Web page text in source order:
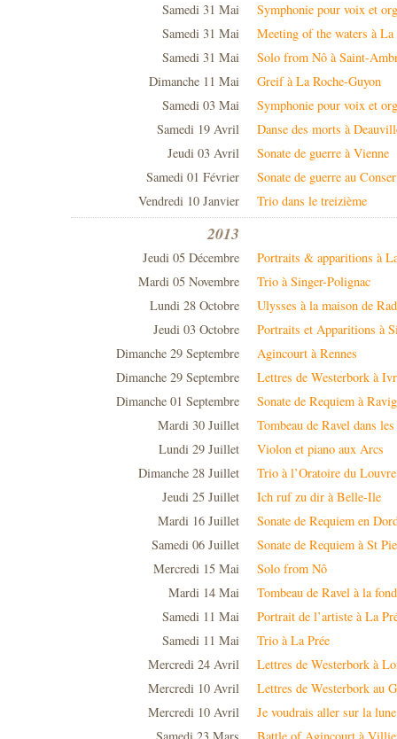
Samedi 31 Mai
Symphonie pour voix et
Samedi 31 Mai
Meeting of the waters à La
Samedi 31 Mai
Solo from Nô à Saint-
Dimanche 11 Mai
Greif à La Roche-Guyon
Samedi 03 Mai
Symphonie pour voix et
Samedi 19 Avril
Danse des morts à
Jeudi 03 Avril
Sonate de guerre à Vienne
Samedi 01 Février
Sonate de guerre au
Vendredi 10 Janvier
Trio dans le treizième
2013
Jeudi 05 Décembre
Portraits & apparitions à
Mardi 05 Novembre
Trio à Singer-Polignac
Lundi 28 Octobre
Ulysses à la maison de
Jeudi 03 Octobre
Portraits et Apparitions à
Dimanche 29 Septembre
Agincourt à Rennes
Dimanche 29 Septembre
Lettres de Westerbork à
Dimanche 01 Septembre
Sonate de Requiem à
Mardi 30 Juillet
Tombeau de Ravel dans
Lundi 29 Juillet
Violon et piano aux Arcs
Dimanche 28 Juillet
Trio à l’Oratoire du Louvre
Jeudi 25 Juillet
Ich ruf zu dir à Belle-Ile
Mardi 16 Juillet
Sonate de Requiem en
Samedi 06 Juillet
Sonate de Requiem à St
Mercredi 15 Mai
Solo from Nô
Mardi 14 Mai
Tombeau de Ravel à la
Samedi 11 Mai
Portrait de l’artiste à La
Samedi 11 Mai
Trio à La Prée
Mercredi 24 Avril
Lettres de Westerbork à
Mercredi 10 Avril
Lettres de Westerbork au
Mercredi 10 Avril
Je voudrais aller sur la lune